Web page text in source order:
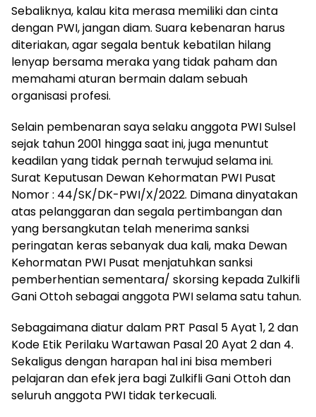
Sebaliknya, kalau kita merasa memiliki dan cinta
dengan PWI, jangan diam. Suara kebenaran harus
diteriakan, agar segala bentuk kebatilan hilang
lenyap bersama meraka yang tidak paham dan
memahami aturan bermain dalam sebuah
organisasi profesi.
Selain pembenaran saya selaku anggota PWI Sulsel
sejak tahun 2001 hingga saat ini, juga menuntut
keadilan yang tidak pernah terwujud selama ini.
Surat Keputusan Dewan Kehormatan PWI Pusat
Nomor : 44/SK/DK-PWI/X/2022. Dimana dinyatakan
atas pelanggaran dan segala pertimbangan dan
yang bersangkutan telah menerima sanksi
peringatan keras sebanyak dua kali, maka Dewan
Kehormatan PWI Pusat menjatuhkan sanksi
pemberhentian sementara/ skorsing kepada Zulkifli
Gani Ottoh sebagai anggota PWI selama satu tahun.
Sebagaimana diatur dalam PRT Pasal 5 Ayat 1, 2 dan
Kode Etik Perilaku Wartawan Pasal 20 Ayat 2 dan 4.
Sekaligus dengan harapan hal ini bisa memberi
pelajaran dan efek jera bagi Zulkifli Gani Ottoh dan
seluruh anggota PWI tidak terkecuali.